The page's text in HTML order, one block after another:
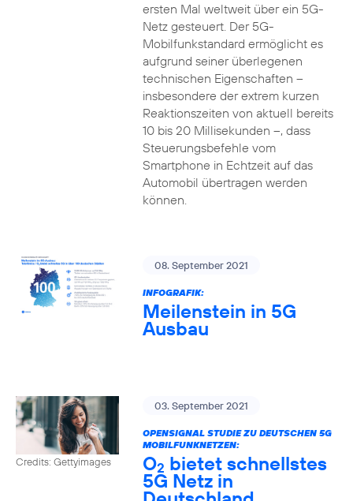
ersten Mal weltweit über ein 5G-
Netz gesteuert. Der 5G-
Mobilfunkstandard ermöglicht es
aufgrund seiner überlegenen
technischen Eigenschaften –
insbesondere der extrem kurzen
Reaktionszeiten von aktuell bereits
10 bis 20 Millisekunden –, dass
Steuerungsbefehle vom
Smartphone in Echtzeit auf das
Automobil übertragen werden
können.
08. September 2021
INFOGRAFIK:
Meilenstein in 5G
Ausbau
Credits: Gettyimages
03. September 2021
OPENSIGNAL STUDIE ZU DEUTSCHEN 5G
MOBILFUNKNETZEN:
O2 bietet schnellstes
5G Netz in